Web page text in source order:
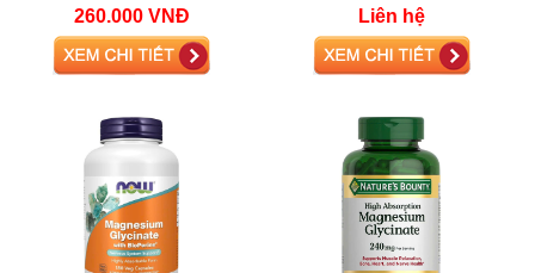
260.000 VNĐ
bắp, thần kinh và g
Liên hệ